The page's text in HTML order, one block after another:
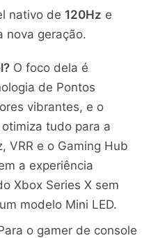
nativo de 120Hz e
nova geração.
O foco dela é
de Pontos
vibrantes, e o
tudo para a
VRR e o Gaming Hub
a experiência
Xbox Series X sem
modelo Mini LED.
o gamer de console